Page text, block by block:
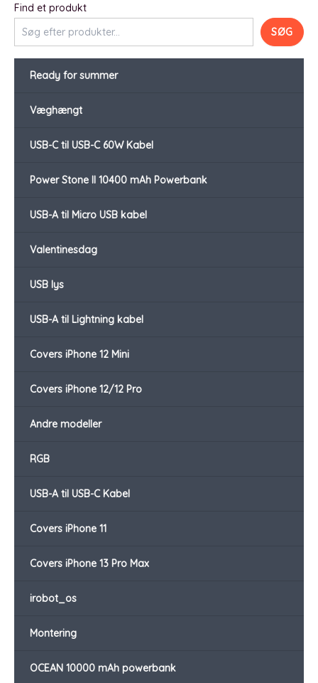
Find et produkt
SØG
Ready for summer
Væghængt
USB-C til USB-C 60W Kabel
Power Stone II 10400 mAh Powerbank
USB-A til Micro USB kabel
Valentinesdag
USB lys
USB-A til Lightning kabel
Covers iPhone 12 Mini
Covers iPhone 12/12 Pro
Andre modeller
RGB
USB-A til USB-C Kabel
Covers iPhone 11
Covers iPhone 13 Pro Max
irobot_os
Montering
OCEAN 10000 mAh powerbank